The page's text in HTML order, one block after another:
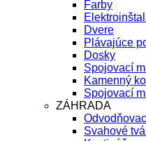
Farby
Dvere
Plávajúce
Dosky
Spojovací
Kamenný
Spojovací
ZÁHRADA
Svahové